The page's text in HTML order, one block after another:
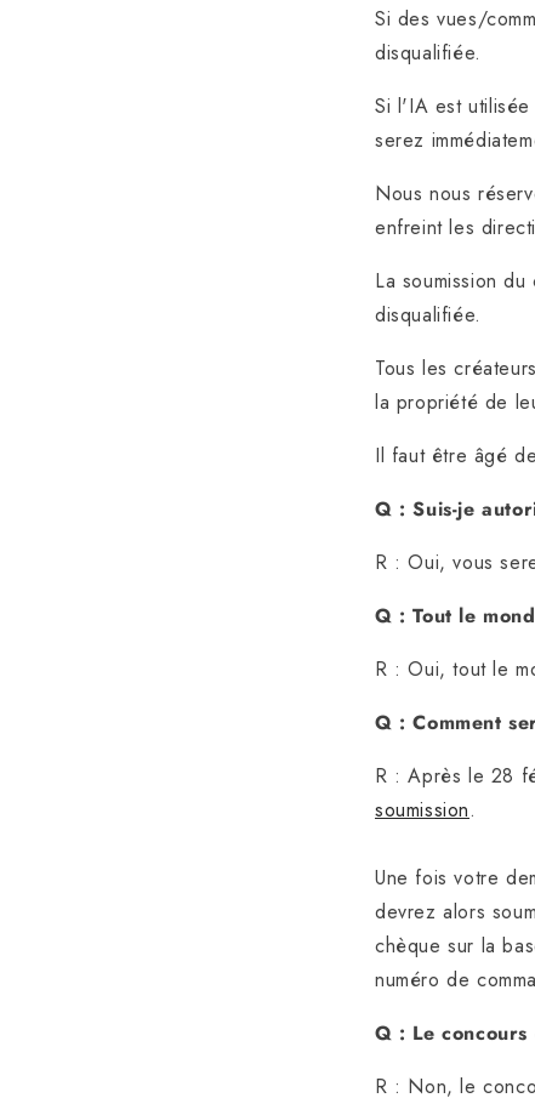
Si des vues/
disqualifiée.
Si l'IA est
serez
Nous nous
enfreint les
La soumission
disqualifiée.
Tous les
la propriété de
Il faut être âgé
Q : Suis-je
R : Oui, vous
Q : Tout le
R : Oui, tout le
Q : Comment
R : Après le 28
soumission.
Une fois votre
devrez alors
chèque sur la
numéro de
Q : Le concours
R : Non, le